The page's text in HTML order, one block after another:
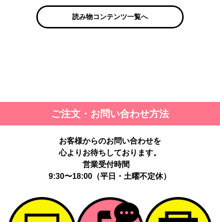
読み物コンテンツ一覧へ
ご注文・お問い合わせ方法
お客様からのお問い合わせを
心よりお待ちしております。
営業受付時間
9:30〜18:00（平日・土曜不定休）